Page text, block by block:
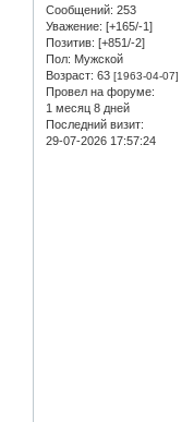
Сообщений: 253
Уважение: [+165/-1]
Позитив: [+851/-2]
Пол: Мужской
Возраст: 63 [1963-04-07]
Провел на форуме:
1 месяц 8 дней
Последний визит:
29-07-2026 17:57:24